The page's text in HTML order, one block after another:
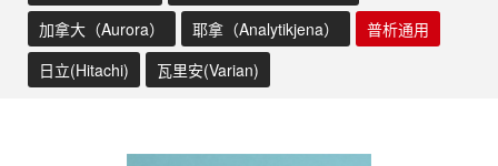
加拿大（Aurora）
耶拿（Analytikjena）
普析通用
日立(Hitachi)
瓦里安(Varian)